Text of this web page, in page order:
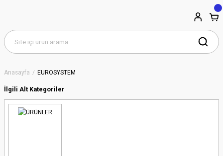
Anasayfa EUROSYSTEM
İlgili Alt Kategoriler